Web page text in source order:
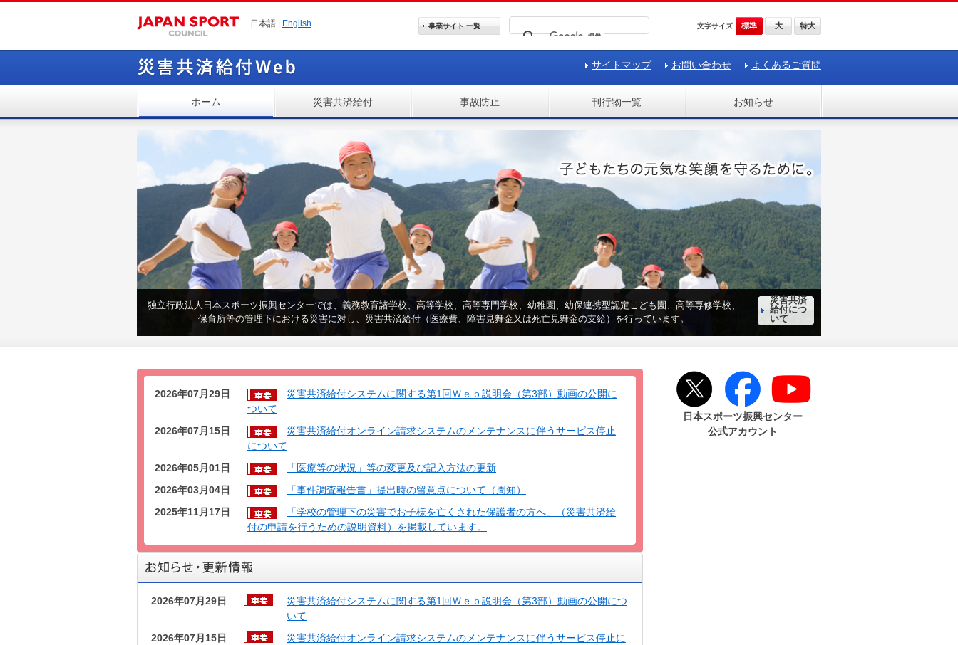
日本語 | English 事業サイト 一覧 文字サイズ 標準 大 特大
サイトマップ お問い合わせ よくあるご質問
ホーム 災害共済給付 事故防止 刊行物一覧 お知らせ
独立行政法人日本スポーツ振興センターでは、義務教育諸学校、高等学校、高等専門学校、幼稚園、幼保連携型認定こども園、高等専修学校、
保育所等の管理下における災害に対し、災害共済給付（医療費、障害見舞金又は死亡見舞金の支給）を行っています。
災害共済
給付につ
いて
2026年07月29日
災害共済給付システムに関する第1回Ｗｅｂ説明会（第3部）動画の公開に
ついて
2026年07月15日
災害共済給付オンライン請求システムのメンテナンスに伴うサービス停止
について
2026年05月01日
「医療等の状況」等の変更及び記入方法の更新
2026年03月04日
「事件調査報告書」提出時の留意点について（周知）
2025年11月17日
「学校の管理下の災害でお子様を亡くされた保護者の方へ」（災害共済給
付の申請を行うための説明資料）を掲載しています。
2026年07月29日
災害共済給付システムに関する第1回Ｗｅｂ説明会（第3部）動画の公開につ
いて
2026年07月15日
災害共済給付オンライン請求システムのメンテナンスに伴うサービス停止に
日本スポーツ振興センター
公式アカウント